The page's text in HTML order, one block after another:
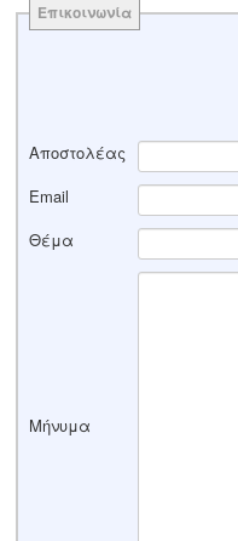
Επικοινωνία
Αποστολέας
Email
Θέμα
Μήνυμα